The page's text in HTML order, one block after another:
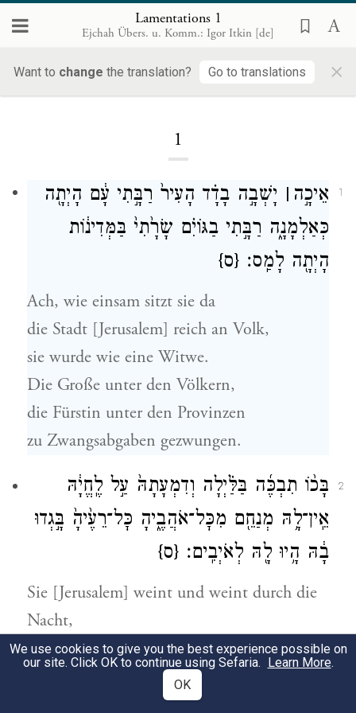
Lamentations 1
Ejchah Übers. u. Komm.: Igor Itkin [de]
Want to change the translation? Go to translations ×
Lamentations
1
1 אֵיכָ֣ה ׀ יָשְׁבָ֣ה בָדָ֗ד הָעִיר֙ רַבָּ֣תִי עָ֔ם הָיְתָ֖ה
כְּאַלְמָנָ֑ה רַבָּ֣תִי בַגּוֹיִ֗ם שָׂרָ֙תִי֙ בַּמְּדִינ֔וֹת
הָיְתָ֖ה לָמַֽס׃ {ס}
Ach, wie einsam sitzt sie da
die Stadt [Jerusalem] reich an Volk,
sie wurde wie eine Witwe.
Die Große unter den Völkern,
die Fürstin unter den Provinzen
zu Zwangsabgaben gezwungen.
2
בָּכ֨וֹ תִבְכֶּ֜ה בַּלַּ֗יְלָה וְדִמְעָתָהּ֙ עַ֣ל לֶֽחֱיָ֔הּ
אֵֽין־לָ֥הּ מְנַחֵ֖ם מִכׇּל־אֹהֲבֶ֑יהָ כׇּל־רֵעֶ֙יהָ֙ בָּ֣גְדוּ
בָ֔הּ הָ֥יוּ לָ֖הּ לְאֹיְבִֽים׃ {ס}
Sie [Jerusalem] weint und weint durch die
Nacht,
ihre Tränen über ihren Wangen.
Sie hat keinen Tröster
unter all ihren [politischen] Freunden.
We use cookies to give you the best experience possible on
our site. Click OK to continue using Sefaria. Learn More.
OK